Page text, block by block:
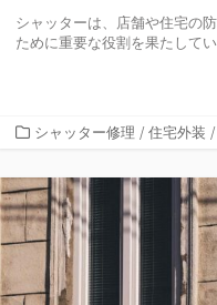
シャッターは、店舗や住宅の
ために重要な役割を果たしてい
カ
ゴ
リ
ー
シャッター修理 / 住宅外装 /